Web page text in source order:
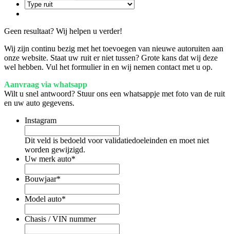
Geen resultaat? Wij helpen u verder!
Wij zijn continu bezig met het toevoegen van nieuwe autoruiten aan
onze website. Staat uw ruit er niet tussen? Grote kans dat wij deze
wel hebben. Vul het formulier in en wij nemen contact met u op.
Aanvraag via whatsapp
Wilt u snel antwoord? Stuur ons een whatsappje met foto van de ruit
en uw auto gegevens.
Instagram
Dit veld is bedoeld voor validatiedoeleinden en moet niet
worden gewijzigd.
Uw merk auto*
Bouwjaar*
Model auto*
Chasis / VIN nummer